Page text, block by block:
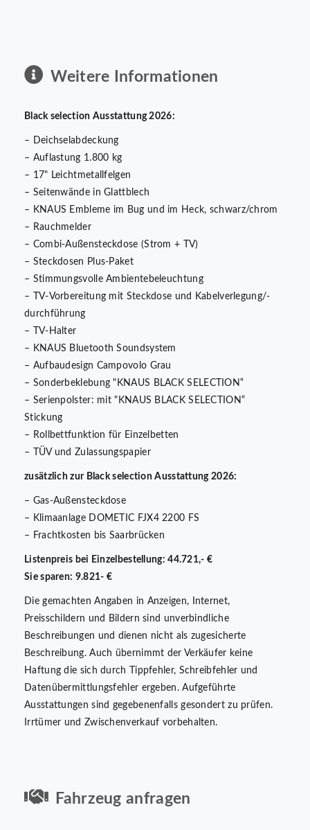
Weitere Informationen
Black selection Ausstattung 2026:
– Deichselabdeckung
– Auflastung 1.800 kg
– 17" Leichtmetallfelgen
– Seitenwände in Glattblech
– KNAUS Embleme im Bug und im Heck, schwarz/chrom
– Rauchmelder
– Combi-Außensteckdose (Strom + TV)
– Steckdosen Plus-Paket
– Stimmungsvolle Ambientebeleuchtung
– TV-Vorbereitung mit Steckdose und Kabelverlegung/-
durchführung
– TV-Halter
– KNAUS Bluetooth Soundsystem
– Aufbaudesign Campovolo Grau
– Sonderbeklebung "KNAUS BLACK SELECTION“
– Serienpolster: mit "KNAUS BLACK SELECTION“
Stickung
– Rollbettfunktion für Einzelbetten
– TÜV und Zulassungspapier
zusätzlich zur Black selection Ausstattung 2026:
– Gas-Außensteckdose
– Klimaanlage DOMETIC FJX4 2200 FS
– Frachtkosten bis Saarbrücken
Listenpreis bei Einzelbestellung: 44.721,- €
Sie sparen: 9.821- €
Die gemachten Angaben in Anzeigen, Internet,
Preisschildern und Bildern sind unverbindliche
Beschreibungen und dienen nicht als zugesicherte
Beschreibung. Auch übernimmt der Verkäufer keine
Haftung die sich durch Tippfehler, Schreibfehler und
Datenübermittlungsfehler ergeben. Aufgeführte
Ausstattungen sind gegebenenfalls gesondert zu prüfen.
Irrtümer und Zwischenverkauf vorbehalten.
Fahrzeug anfragen